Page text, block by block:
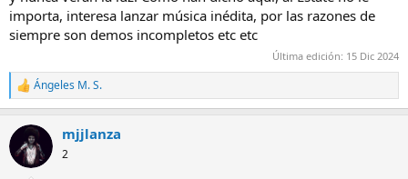
importa, interesa lanzar música inédita, por las razones de
siempre son demos incompletos etc etc
Última edición: 15 Dic 2024
R
e
c
c
i
Ángeles M. S.
mjjlanza
2